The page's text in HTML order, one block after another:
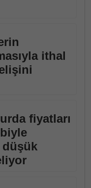
ithal
fiyatları
düşük